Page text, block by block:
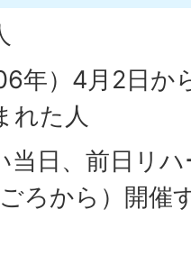
年）4月2日か
れた人
当日、前日リ
ろから）開催